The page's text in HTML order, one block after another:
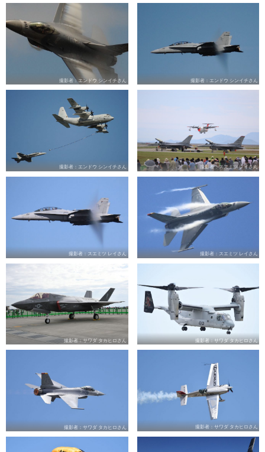
撮影者：エンドウ シンイチさん 撮影者：エンドウ シンイチさん
撮影者：エンドウ シンイチさん 撮影者：スエミツ レイさん
撮影者：スエミツ レイさん 撮影者：スエミツ レイさん
撮影者：サワダ タカヒロさん 撮影者：サワダ タカヒロさん
撮影者：サワダ タカヒロさん 撮影者：サワダ タカヒロさん